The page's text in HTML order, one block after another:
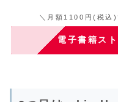
＼月額1100円(税込
電子書籍ス